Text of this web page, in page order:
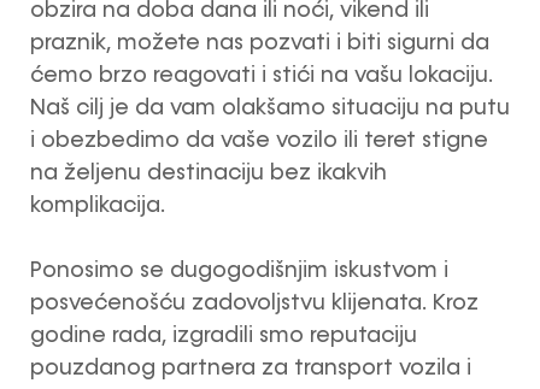
obzira na doba dana ili noći, vikend ili
praznik, možete nas pozvati i biti sigurni da
ćemo brzo reagovati i stići na vašu lokaciju.
Naš cilj je da vam olakšamo situaciju na putu
i obezbedimo da vaše vozilo ili teret stigne
na željenu destinaciju bez ikakvih
komplikacija.
Ponosimo se dugogodišnjim iskustvom i
posvećenošću zadovoljstvu klijenata. Kroz
godine rada, izgradili smo reputaciju
pouzdanog partnera za transport vozila i